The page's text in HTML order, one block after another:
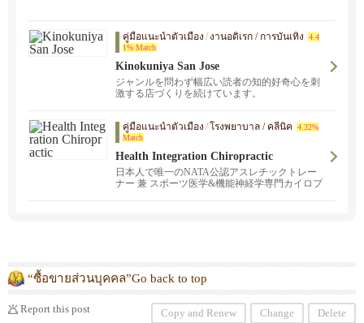
คู่มือแนะนำตัวเมือง / งานอดิเรก / การบันเทิง
4.4
1% Match
Kinokuniya San Jose
ジャンルを問わず幅広い読者の知的好奇心を刺
激する店づくりを続けています。
คู่มือแนะนำตัวเมือง /โรงพยาบาล / คลีนิค
4.32%
Match
Health Integration Chiropractic
日本人で唯一のNATA公認アスレチックトレー
ナー 兼 スポーツ医学&機能神経学専門カイロプ
非ご連絡ください。
“ซื้อขายส่วนบุคคล”Go back to top
Report this post Copy and Renew Change Delete